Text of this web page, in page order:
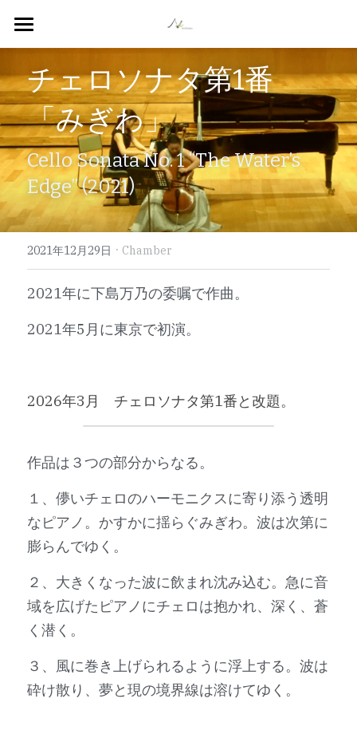
English
Bio
List of Works
Contact
日本語
プロフィール
作品リスト
SHOP
チェロソナタ第1番
「みぎわ」
Cello Sonata No. 1 “The Water’s
Edge” (2021)
2021年12月29日 · Chamber
2021年に下島万乃の委嘱で作曲。
2021年5月に東京で初演。
2026年3月　チェロソナタ第1番と改題。
作品は３つの部分からなる。
１、儚いチェロのハーモニクスに寄り添う透明
なピアノ。かすかに揺らぐみぎわ。波は次第に
膨らんでゆく。
２、大きくなった波に飲まれ沈み込む。急に音
域を広げたピアノにチェロは抱かれ、深く、蒼
く潜く。
３、風に巻き上げられるように浮上する。波は
砕け散り、夢と現の境界線は溶けてゆく。